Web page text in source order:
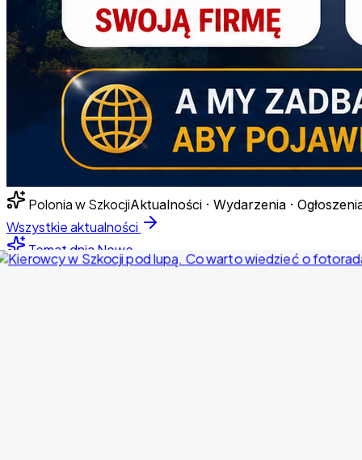
Polonia w SzkocjiAktualności · Wydarzenia ·
Wszystkie aktualności
Temat dnia Nowe